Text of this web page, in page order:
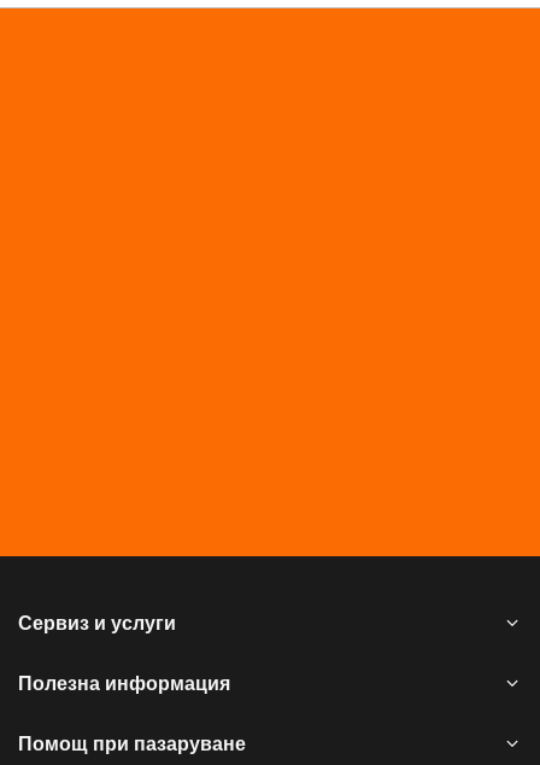
Сервиз и услуги
Полезна информация
Помощ при пазаруване